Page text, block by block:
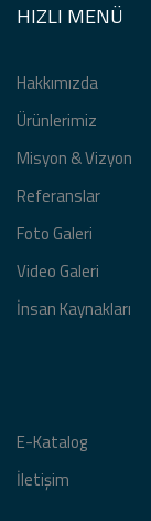
HIZLI MENÜ
Hakkımızda
Ürünlerimiz
Misyon & Vizyon
Referanslar
Foto Galeri
Video Galeri
İnsan Kaynakları
E-Katalog
İletişim